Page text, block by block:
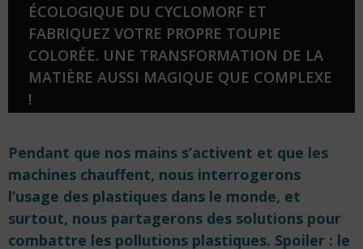
ÉCOLOGIQUE DU CYCLOMORF ET
FABRIQUEZ VOTRE PROPRE TOUPIE
COLORÉE. UNE TRANSFORMATION DE LA
MATIÈRE AUSSI MAGIQUE QUE COMPLEXE
!
Pendant que nos mains s’activent et que les
machines chauffent, nous interrogerons
l’usage des plastiques dans le monde, et
surtout, nous partagerons des solutions pour
combattre les pollutions plastiques. Spoiler : le